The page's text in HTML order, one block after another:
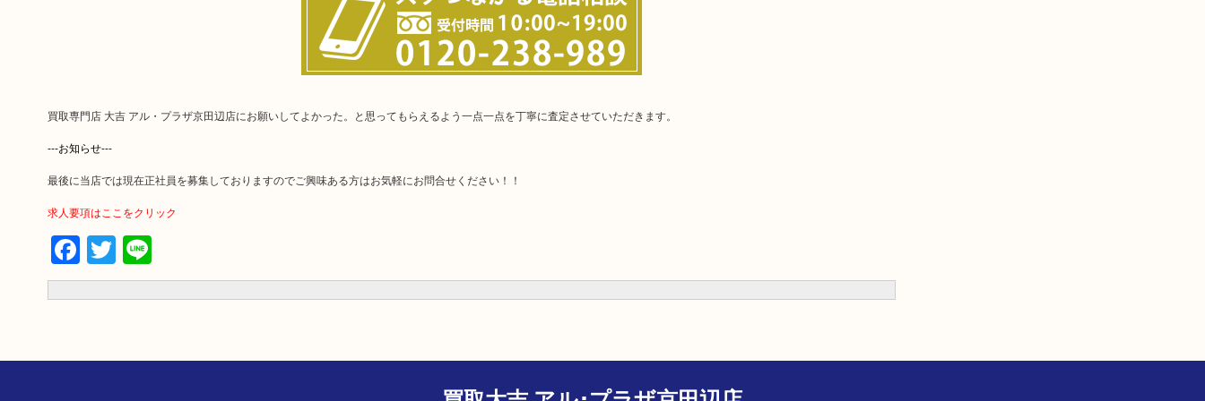
買取専門店 大吉 アル・プラザ京田辺店にお願いしてよかった。と思ってもらえるよう一点一点を丁寧に査定させていただきます。
---お知らせ---
最後に当店では現在正社員を募集しておりますのでご興味ある方はお気軽にお問合せください！！
求人要項はここをクリック
Facebook
Twitter
Line